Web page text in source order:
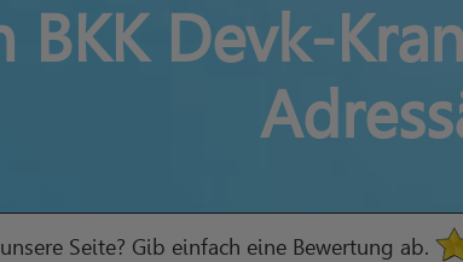
BKK Devk-
Seite? Gib einfach eine Bewertung ab.